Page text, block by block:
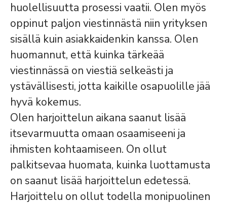
huolellisuutta prosessi vaatii. Olen myös
oppinut paljon viestinnästä niin yrityksen
sisällä kuin asiakkaidenkin kanssa. Olen
huomannut, että kuinka tärkeää
viestinnässä on viestiä selkeästi ja
ystävällisesti, jotta kaikille osapuolille jää
hyvä kokemus.
Olen harjoittelun aikana saanut lisää
itsevarmuutta omaan osaamiseeni ja
ihmisten kohtaamiseen. On ollut
palkitsevaa huomata, kuinka luottamusta
on saanut lisää harjoittelun edetessä.
Harjoittelu on ollut todella monipuolinen